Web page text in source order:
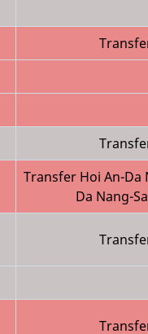
Transfer Hoi An-Da
Da Nang-